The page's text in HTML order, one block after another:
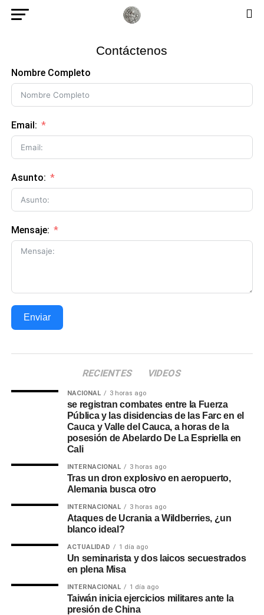
Contáctenos
Nombre Completo
Email:
Asunto:
Mensaje:
Enviar
RECIENTES VIDEOS
NACIONAL 3 horas ago
se registran combates entre la Fuerza
Pública y las disidencias de las Farc en el
Cauca y Valle del Cauca, a horas de la
posesión de Abelardo De La Espriella en
Cali
INTERNACIONAL 3 horas ago
Tras un dron explosivo en aeropuerto,
Alemania busca otro
INTERNACIONAL 3 horas ago
Ataques de Ucrania a Wildberries, ¿un
blanco ideal?
ACTUALIDAD 1 día ago
Un seminarista y dos laicos secuestrados
en plena Misa
INTERNACIONAL 1 día ago
Taiwán inicia ejercicios militares ante la
presión de China